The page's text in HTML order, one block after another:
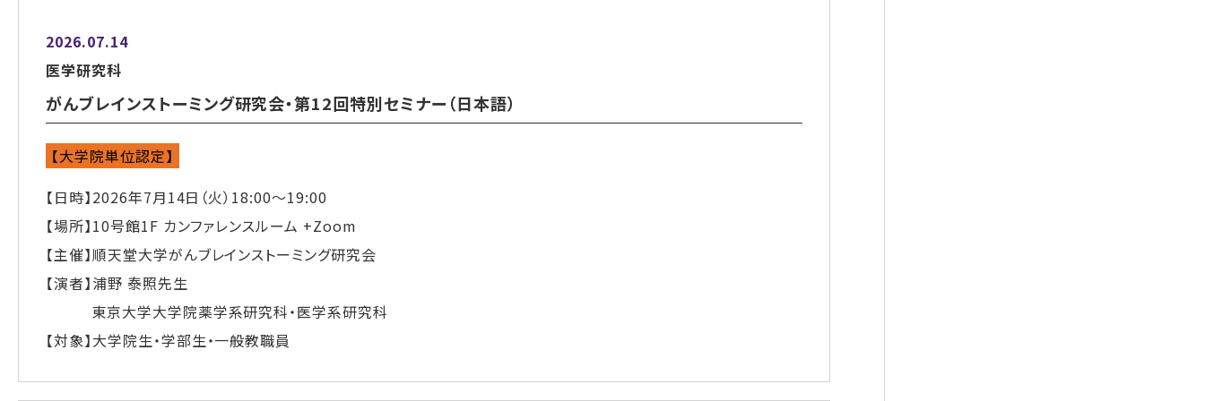
2026.07.14
医学研究科
がんブレインストーミング研究会・第12回特別セミナー（日本語）
【大学院単位認定】
【日時】2026年7月14日（火）18:00～19:00
【場所】10号館1F カンファレンスルーム +Zoom
【主催】順天堂大学がんブレインストーミング研究会
【演者】浦野 泰照先生
東京大学大学院薬学系研究科・医学系研究科
【対象】大学院生・学部生・一般教職員